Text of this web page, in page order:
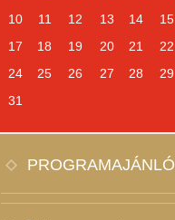
10
11 12 13 14 15
17
18 19 20 21 22
24
25 26 27 28 29
31
PROGRAMAJÁNLÓ